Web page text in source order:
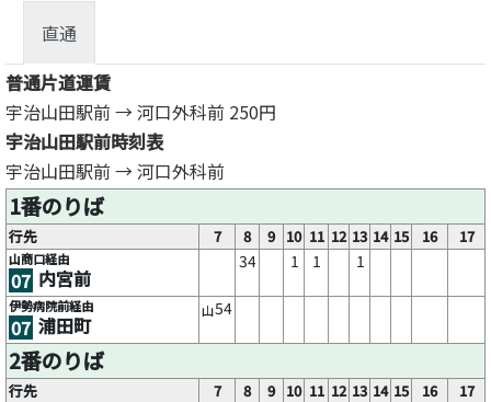
直通
普通片道運賃
宇治山田駅前 → 河口外科前 250円
宇治山田駅前時刻表
宇治山田駅前 → 河口外科前
1番のりば
行先 7 8 9 10 11 12 13 14 15 16 17
山商口経由
07 内宮前
34 1 1 1
伊勢病院前経由
07 浦田町
山54
2番のりば
行先 7 8 9 10 11 12 13 14 15 16 17